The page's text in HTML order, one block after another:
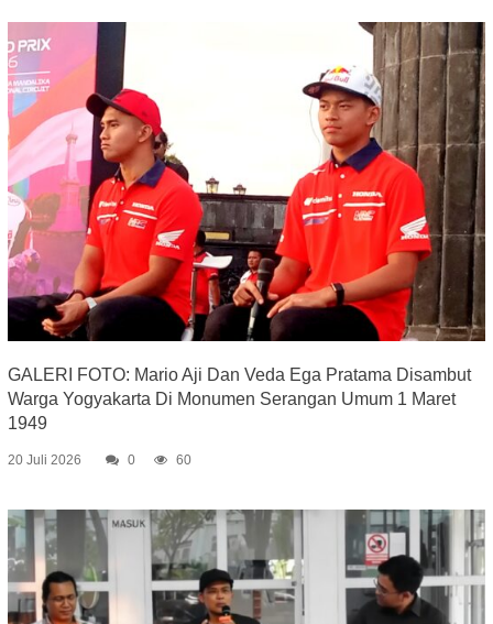
GALERI FOTO: Mario Aji Dan Veda Ega Pratama Disambut
Warga Yogyakarta Di Monumen Serangan Umum 1 Maret
1949
20 Juli 2026 0 60